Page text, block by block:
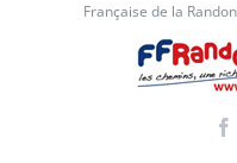
Française de la